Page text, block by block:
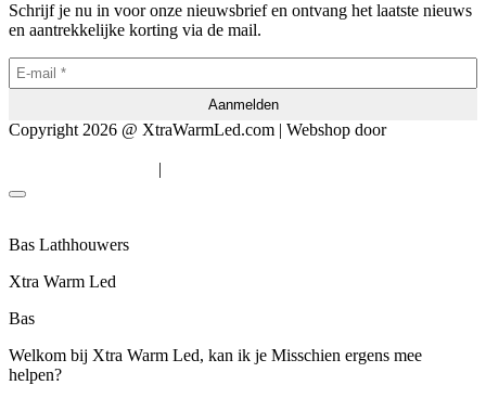
Schrijf je nu in voor onze nieuwsbrief en ontvang het laatste nieuws
en aantrekkelijke korting via de mail.
Copyright 2026 @ XtraWarmLed.com | Webshop door
|
Bas Lathhouwers
Xtra Warm Led
Bas
Welkom bij Xtra Warm Led, kan ik je Misschien ergens mee
helpen?